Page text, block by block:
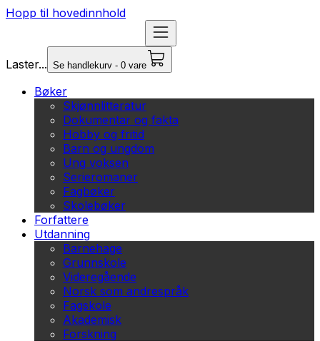
Hopp til hovedinnhold
Laster... Se handlekurv - 0 vare
Bøker
Skjønnlitteratur
Dokumentar og fakta
Hobby og fritid
Barn og ungdom
Ung voksen
Serieromaner
Fagbøker
Skolebøker
Forfattere
Utdanning
Barnehage
Grunnskole
Videregående
Norsk som andrespråk
Fagskole
Akademisk
Forskning